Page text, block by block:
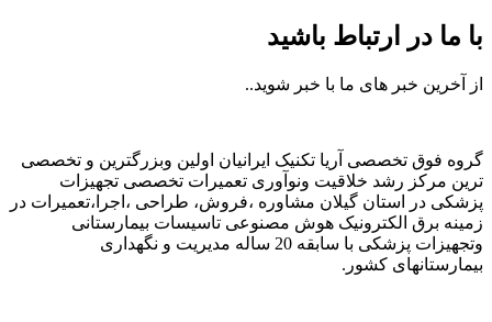
با ما در ارتباط باشید
از آخرین خبر های ما با خبر شوید..
گروه فوق تخصصی آریا تکنیک ایرانیان اولین وبزرگترین و تخصصی
ترین مرکز رشد خلاقیت ونوآوری تعمیرات تخصصی تجهیزات
پزشکی در استان گیلان مشاوره ،فروش، طراحی ،اجرا،تعمیرات در
زمینه برق الکترونیک هوش مصنوعی تاسیسات بیمارستانی
وتجهیزات پزشکی با سابقه 20 ساله مدیریت و نگهداری
بیمارستانهای کشور.